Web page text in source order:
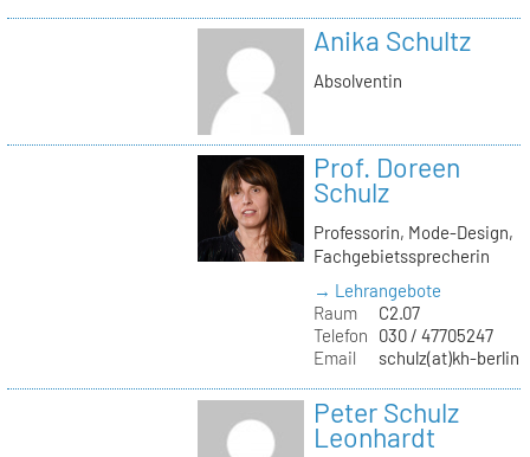
Anika Schultz
Absolventin
Prof. Doreen
Schulz
Professorin, Mode-Design,
Fachgebietssprecherin
→ Lehrangebote
Raum
C2.07
Telefon
030 / 47705247
Email
schulz(at)kh-
Peter Schulz
Leonhardt